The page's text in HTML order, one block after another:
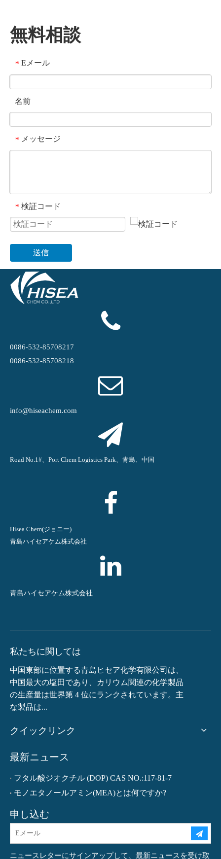
無料相談
* Eメール
名前
* メッセージ
* 検証コード
送信
0086-532-85708217
0086-532-85708218
info@hiseachem.com
Road No.1#、Port Chem Logistics Park、青島、中国
Hisea Chem(ジョニー)
青島ハイセアケム株式会社
青島ハイセアケム株式会社
私たちに関しては
中国東部に位置する青島ヒセア化学有限公司は、
中国最大の塩田であり、カリウム関連の化学製品
の生産量は世界第 4 位にランクされています。主
な製品は...
クイックリンク
最新ニュース
フタル酸ジオクチル (DOP) CAS NO.:117-81-7
モノエタノールアミン(MEA)とは何ですか?
申し込む
ニュースレターにサインアップして、最新ニュースを受け取